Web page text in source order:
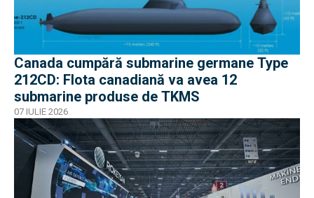
Canada cumpără submarine germane Type
212CD: Flota canadiană va avea 12
submarine produse de TKMS
07 IULIE 2026